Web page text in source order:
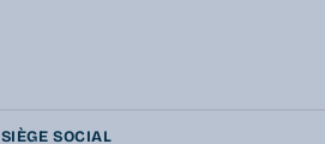
SIÈGE SOCIAL